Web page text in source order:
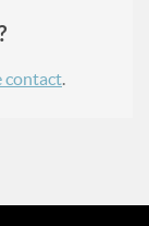
contact.